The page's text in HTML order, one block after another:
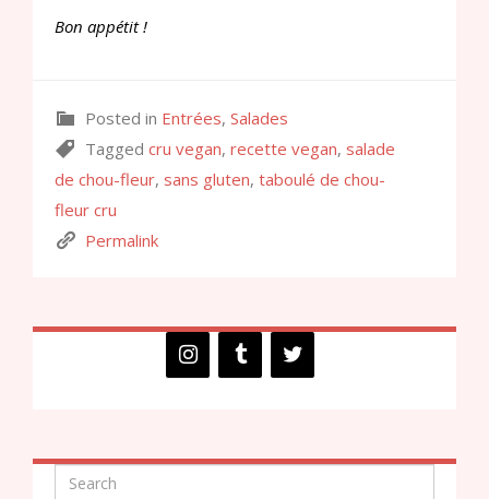
Bon appétit !
Posted in Entrées, Salades
Tagged cru vegan, recette vegan, salade
de chou-fleur, sans gluten, taboulé de chou-
fleur cru
Permalink